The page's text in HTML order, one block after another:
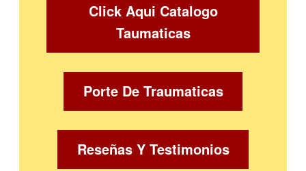
Click Aqui Catalogo
Taumaticas
Porte De Traumaticas
Reseñas Y Testimonios